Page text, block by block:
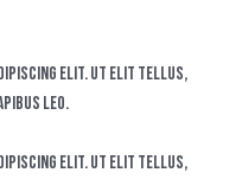
elit. Ut elit tellus,
leo.
elit. Ut elit tellus,